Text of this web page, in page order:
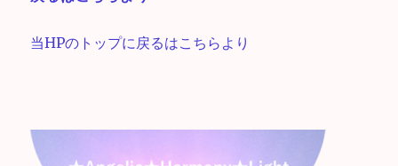
当HPのトップに戻るはこちらより